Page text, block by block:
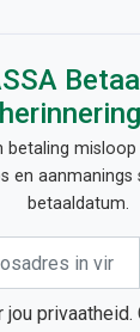
misloop
en aanmanings
betaaldatum.
privaatheid.